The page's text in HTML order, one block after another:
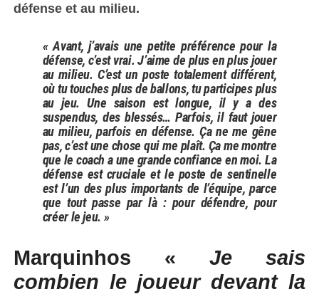
défense et au milieu.
« Avant, j’avais une petite préférence pour la
défense, c’est vrai. J’aime de plus en plus jouer
au milieu. C’est un poste totalement différent,
où tu touches plus de ballons, tu participes plus
au jeu. Une saison est longue, il y a des
suspendus, des blessés… Parfois, il faut jouer
au milieu, parfois en défense. Ça ne me gêne
pas, c’est une chose qui me plaît. Ça me montre
que le coach a une grande confiance en moi. La
défense est cruciale et le poste de sentinelle
est l’un des plus importants de l’équipe, parce
que tout passe par là : pour défendre, pour
créer le jeu. »
Marquinhos «Je sais
combien le joueur devant la